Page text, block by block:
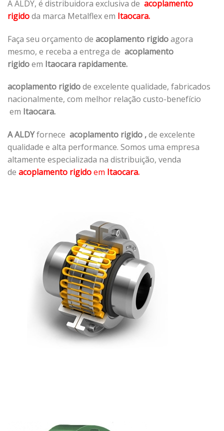
A ALDY, é distribuidora exclusiva de acoplamento
rigidoda marca Metalflex em Itaocara.
Faça seu orçamento de acoplamento rigidoagora
mesmo, e receba a entrega de acoplamento
rigidoem Itaocara rapidamente.
acoplamento rigidode excelente qualidade, fabricados
nacionalmente, com melhor relação custo-benefício
em Itaocara.
A ALDYfornece acoplamento rigido ,de excelente
qualidade e alta performance. Somos uma empresa
altamente especializada na distribuição, venda
de acoplamento rigidoem Itaocara.